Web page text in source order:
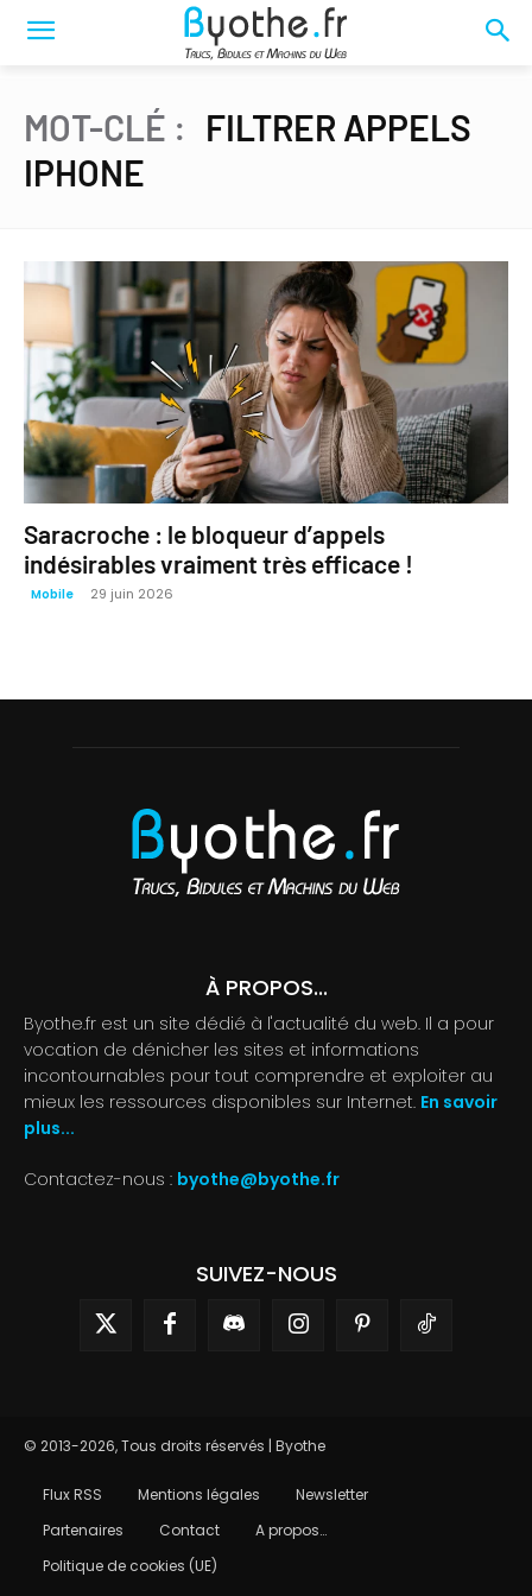
MOT-CLÉ : FILTRER APPELS
IPHONE
Saracroche : le bloqueur d’appels
indésirables vraiment très efficace !
Mobile 29 juin 2026
À PROPOS...
Byothe.fr est un site dédié à l'actualité du web. Il a pour
vocation de dénicher les sites et informations
incontournables pour tout comprendre et exploiter au
mieux les ressources disponibles sur Internet. En savoir
plus...
Contactez-nous : byothe@byothe.fr
SUIVEZ-NOUS
© 2013-2026, Tous droits réservés | Byothe
Flux RSS Mentions légales
Newsletter
Partenaires
Contact
A propos…
Politique de cookies (UE)